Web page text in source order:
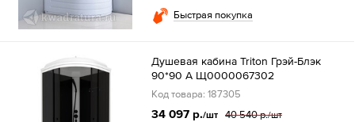
Быстрая покупка
Душевая кабина Triton Грэй-Блэк
90*90 А Щ0000067302
Код товара: 187305
34 097 р./шт 40 540 р./шт